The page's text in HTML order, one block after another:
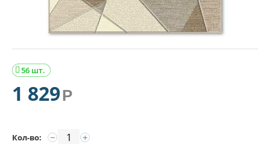
56 шт.

1 829Р
Кол-во: +
−